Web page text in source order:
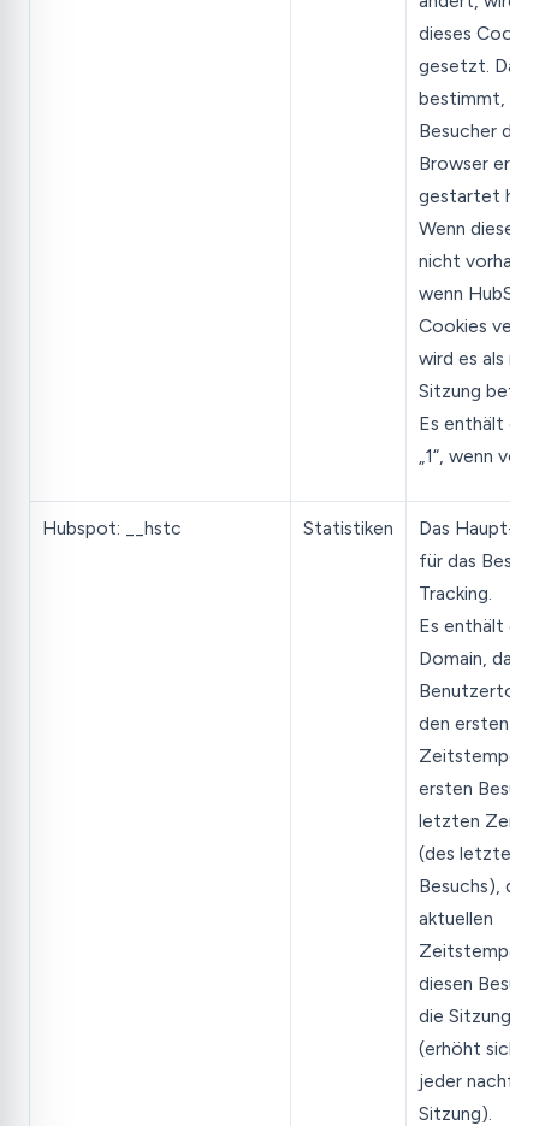
dieses Cookie
gesetzt.
bestimmt, ob
Besucher den
Browser
gestartet hat.
Wenn dieses
nicht
wenn
Cookies
wird es als
Sitzung
Es enthält
„1“, wenn
Hubspot: __hstc Statistiken
Das Haupt-
für das
Tracking.
Es enthält die
Domain, das
den ersten
Zeitstempel
ersten
letzten
(des letzten
Besuchs), den
aktuellen
Zeitstempel
diesen
die
(erhöht sich
jeder
Sitzung).